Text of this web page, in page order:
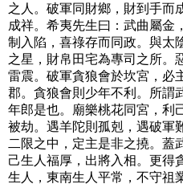
之人。破軍同財鄉，財到手而
成祥。希夷先生曰：武曲屬金
制入陷，喜祿存而同政。與太
之星，財帛田宅為專司之所。
雷震。破軍貪狼會於坎宮，必
郡。貪狼會則少年不利。所謂
年郎是也。廟樂桃花同宮，利
被劫。遇羊陀則孤剋，遇破軍
二限之中，定主是非之撓。蓋
己生人福厚，出將入相。更得
生人，東南生人平常，不守祖